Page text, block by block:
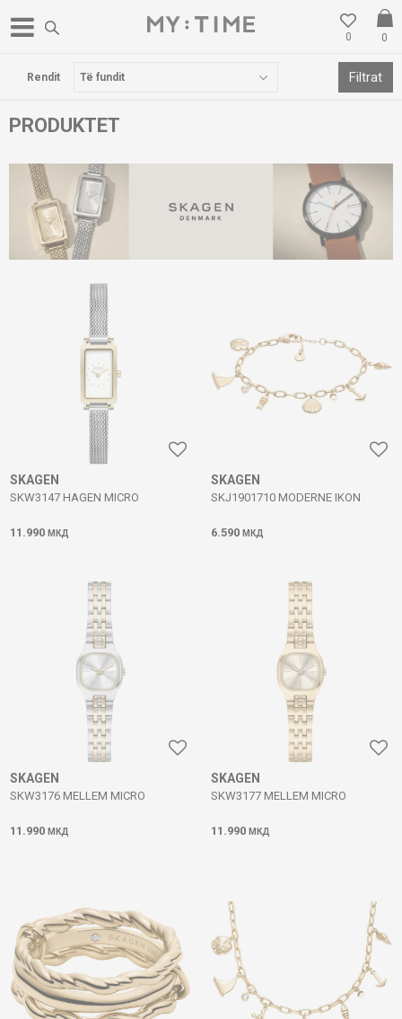
0
0
POSTA FALAS PËR BLERJE MBI 3000 DENARË
PRODUKTET
Rendit Filtrat
SKAGEN
SKW3147 HAGEN MICRO
11.990 МКД
SKAGEN
SKJ1901710 MODERNE IKON
6.590 МКД
SKAGEN
SKW3176 MELLEM MICRO
11.990 МКД
SKAGEN
SKW3177 MELLEM MICRO
11.990 МКД